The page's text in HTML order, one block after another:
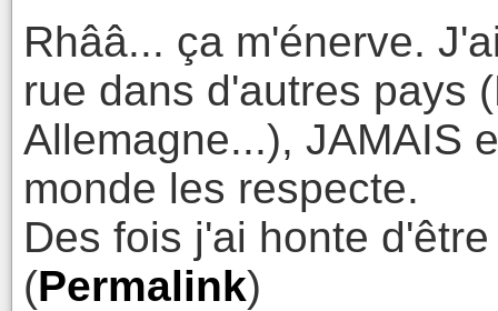
Rhââ... ça m'énerve.
rue dans d'autres pays
Allemagne...), JAMAIS
monde les respecte.
Des fois j'ai honte
(Permalink)